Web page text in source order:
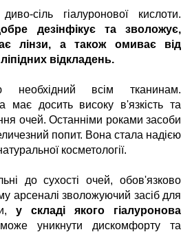
сіль гіалуронової кислоти.
дезінфікує та зволожує,
лінзи, а також омиває від
відкладень.
необхідний всім тканинам.
має досить високу в'язкість та
очей. Останніми роками засоби
попит. Вона стала надією
косметології.
до сухості очей, обов'язково
арсеналі зволожуючий засіб для
у складі якого гіалуронова
уникнути дискомфорту та